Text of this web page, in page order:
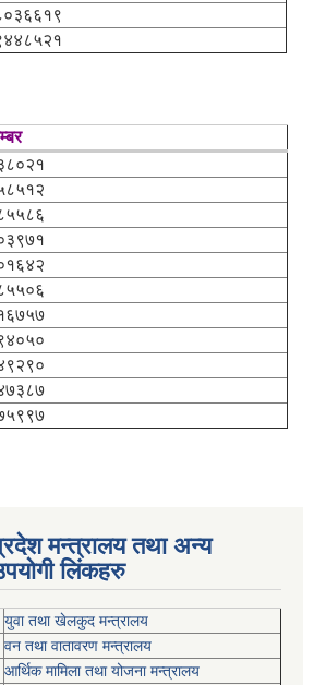
मन्त्रालय तथा अन्य
लिंकहरु
युवा तथा खेलकुद मन्त्रालय
वन तथा वातावरण मन्त्रालय
आर्थिक मामिला तथा योजना मन्त्रालय